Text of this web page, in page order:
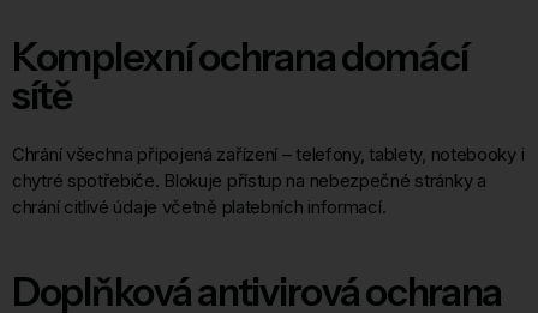
Komplexní ochrana domácí
sítě
Chrání všechna připojená zařízení – telefony, tablety, notebooky i
chytré spotřebiče. Blokuje přístup na nebezpečné stránky a
chrání citlivé údaje včetně platebních informací.
Doplňková antivirová ochrana